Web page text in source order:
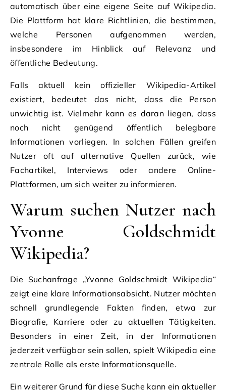
automatisch über eine eigene Seite auf Wikipedia.
Die Plattform hat klare Richtlinien, die bestimmen,
welche Personen aufgenommen werden,
insbesondere im Hinblick auf Relevanz und
öffentliche Bedeutung.
Falls aktuell kein offizieller Wikipedia-Artikel
existiert, bedeutet das nicht, dass die Person
unwichtig ist. Vielmehr kann es daran liegen, dass
noch nicht genügend öffentlich belegbare
Informationen vorliegen. In solchen Fällen greifen
Nutzer oft auf alternative Quellen zurück, wie
Fachartikel, Interviews oder andere Online-
Plattformen, um sich weiter zu informieren.
Warum suchen Nutzer nach
Yvonne Goldschmidt
Wikipedia?
Die Suchanfrage „Yvonne Goldschmidt Wikipedia“
zeigt eine klare Informationsabsicht. Nutzer möchten
schnell grundlegende Fakten finden, etwa zur
Biografie, Karriere oder zu aktuellen Tätigkeiten.
Besonders in einer Zeit, in der Informationen
jederzeit verfügbar sein sollen, spielt Wikipedia eine
zentrale Rolle als erste Informationsquelle.
Ein weiterer Grund für diese Suche kann ein aktueller